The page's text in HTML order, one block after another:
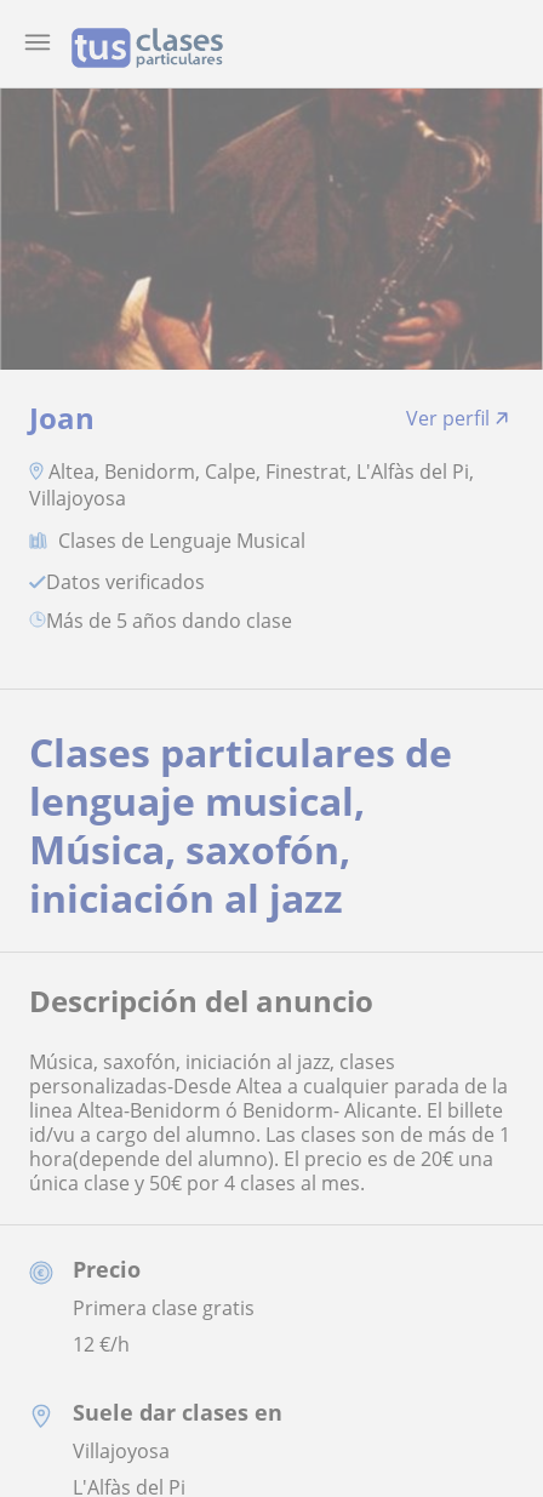
Joan
Ver perfil
Altea, Benidorm, Calpe, Finestrat, L'Alfàs del Pi,
Villajoyosa
Clases de Lenguaje Musical
Datos verificados
más de 5 años dando clase
Precio
Primera clase gratis
12€/h
Suele dar clases en
Villajoyosa
L'Alfàs del Pi
Clases particulares de
lenguaje musical,
Música, saxofón,
iniciación al jazz
Descripción del anuncio
Música, saxofón, iniciación al jazz, clases
personalizadas-Desde Altea a cualquier parada de la
linea Altea-Benidorm ó Benidorm- Alicante. El billete
id/vu a cargo del alumno. Las clases son de más de 1
hora(depende del alumno). El precio es de 20€ una
única clase y 50€ por 4 clases al mes.